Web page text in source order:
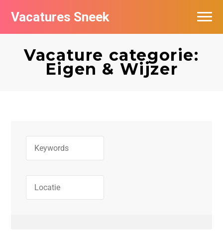
Vacatures Sneek
Vacature categorie:
Eigen & Wijzer
Vacatures per bedrijf
De populairste vacatures in Sneek